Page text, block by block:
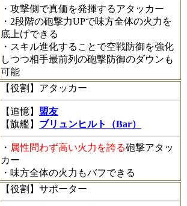
・攻撃側で真価を発揮するアタッカー
・2段階の砲撃力UPで味方全体の火力を
底上げできる
・スキル進化することで空戦防御を強化
しつつ相手最前列の砲撃防御のダウンも
可能
【役割】アタッカー
【追憶】 盟友
【旗艦】 ブリュンヒルト（Bar）
・ 属性問わず高い火力を誇る砲撃アタッ
カー
・味方全体の火力もバフできる
【役割】サポーター